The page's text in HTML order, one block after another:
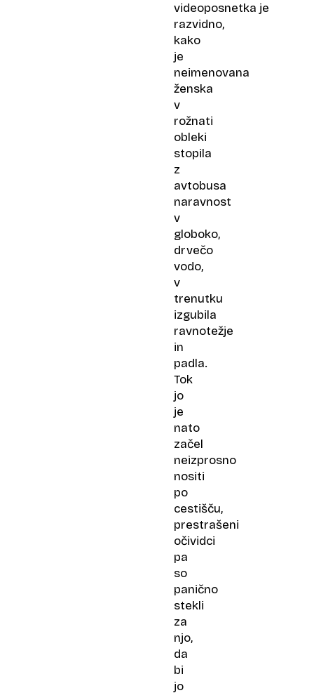
videoposnetka je
razvidno,
kako
je
neimenovana
ženska
v
rožnati
obleki
stopila
z
avtobusa
naravnost
v
globoko,
drvečo
vodo,
v
trenutku
izgubila
ravnotežje
in
padla.
Tok
jo
je
nato
začel
neizprosno
nositi
po
cestišču,
prestrašeni
očividci
pa
so
panično
stekli
za
njo,
da
bi
jo